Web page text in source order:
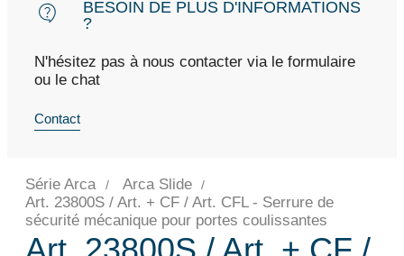
BESOIN DE PLUS D'INFORMATIONS
?
N'hésitez pas à nous contacter via le formulaire
ou le chat
Contact
Série Arca
Arca Slide
Art. 23800S / Art. + CF / Art. CFL - Serrure de
sécurité mécanique pour portes coulissantes